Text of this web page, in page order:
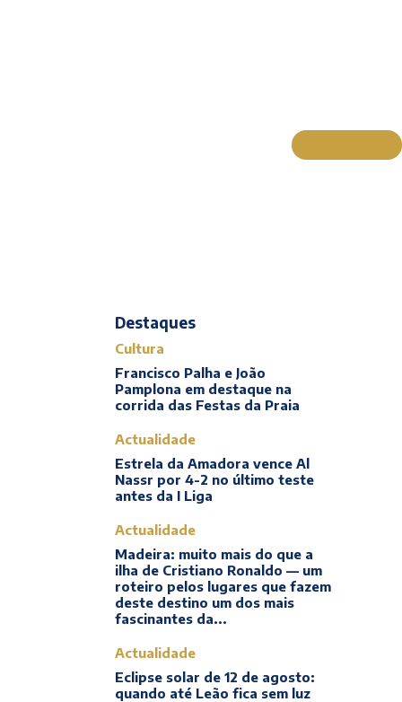
Destaques
Cultura
Francisco Palha e João
Pamplona em destaque na
corrida das Festas da Praia
Actualidade
Estrela da Amadora vence Al
Nassr por 4-2 no último teste
antes da I Liga
Actualidade
Madeira: muito mais do que a
ilha de Cristiano Ronaldo — um
roteiro pelos lugares que fazem
deste destino um dos mais
fascinantes da...
Actualidade
Eclipse solar de 12 de agosto:
quando até Leão fica sem luz